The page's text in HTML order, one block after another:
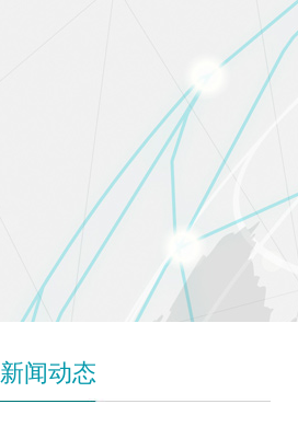
新闻动态